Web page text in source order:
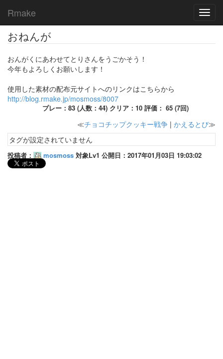
Rmake
おねんが
おんがくにあわせてとりさんをうごかそう！
今年もよろしくお願いします！
使用した素材の配布元サイトへのリンクはこちらから
http://blog.rmake.jp/mosmoss/8007
プレー：83 (人数：44) クリア：10 評価： 65 (7回)
≪チョコチップクッキー戦争 | かえるとび≫
タグが設定されていません
投稿者： mosmoss 対象Lv1 公開日：2017年01月03日 19:03:02